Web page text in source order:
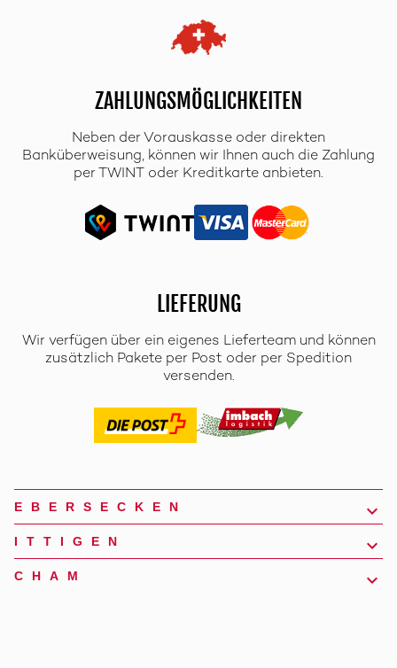
ZAHLUNGSMÖGLICHKEITEN
Neben der Vorauskasse oder direkten
Banküberweisung, können wir Ihnen auch die Zahlung
per TWINT oder Kreditkarte anbieten.
LIEFERUNG
Wir verfügen über ein eigenes Lieferteam und können
zusätzlich Pakete per Post oder per Spedition
versenden.
EBERSECKEN
ITTIGEN
CHAM